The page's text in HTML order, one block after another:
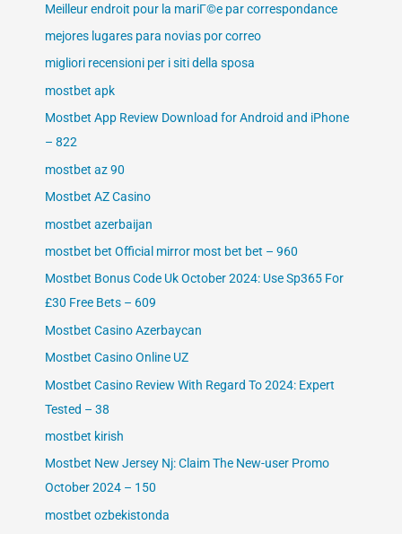
Meilleur endroit pour la mariГ©e par correspondance
mejores lugares para novias por correo
migliori recensioni per i siti della sposa
mostbet apk
Mostbet App Review Download for Android and iPhone
– 822
mostbet az 90
Mostbet AZ Casino
mostbet azerbaijan
mostbet bet Official mirror most bet bet – 960
Mostbet Bonus Code Uk October 2024: Use Sp365 For
£30 Free Bets – 609
Mostbet Casino Azerbaycan
Mostbet Casino Online UZ
Mostbet Casino Review With Regard To 2024: Expert
Tested – 38
mostbet kirish
Mostbet New Jersey Nj: Claim The New-user Promo
October 2024 – 150
mostbet ozbekistonda